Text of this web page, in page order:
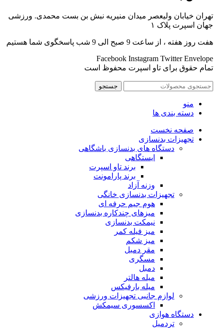
تهران خیابان ولیعصر میدان منیریه نبش بن بست محمدی. ورزشی
جهان اسپرت پلاک ۱
هفت روز هفته ، از ساعت 9 صبح الی 9 شب پاسخگوی شما هستیم
Facebook Instagram Twitter Envelope
تمام حقوق برای تاو اسپرت محفوظ است
جستجو
منو
دسته بندی ها
صفحه نخست
تجهیزات بدنسازی
دستگاه های بدنسازی باشگاهی
ایستگاهی
برند تاو اسپرت
برند پارامونت
وزنه آزاد
تجهیزات بدنسازی خانگی
هوم جیم حرفه ای
میزهای چندکاره بدنسازی
نیمکت بدنسازی
میز فیله کمر
میز شکم
مقر دمبل
مسگری
دمبل
میله هالتر
میله بارفیکس
لوازم جانبی تجهیزات ورزشی
اکسسوری سیمکش
دستگاه هوازی
تردمیل